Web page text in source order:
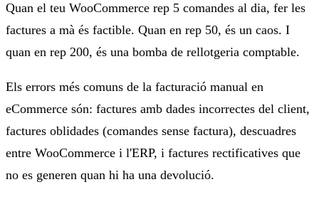
Quan el teu WooCommerce rep 5 comandes al dia, fer les
factures a mà és factible. Quan en rep 50, és un caos. I
quan en rep 200, és una bomba de rellotgeria comptable.
Els errors més comuns de la facturació manual en
eCommerce són: factures amb dades incorrectes del client,
factures oblidades (comandes sense factura), descuadres
entre WooCommerce i l'ERP, i factures rectificatives que
no es generen quan hi ha una devolució.